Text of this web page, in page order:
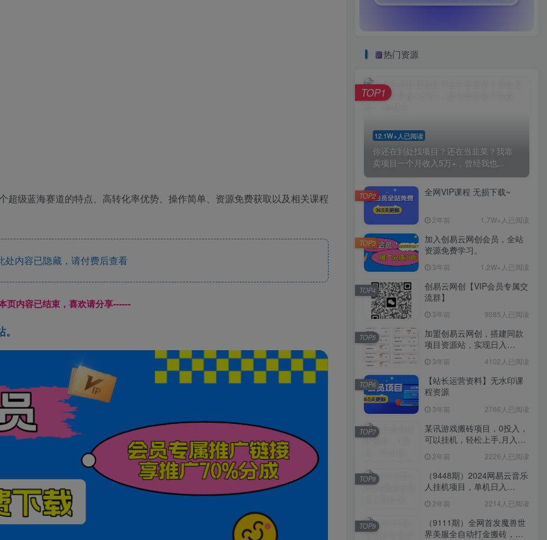
超级蓝海赛道的特点、高转化率优势、操作简单、资源免费获取以及相关课程
处内容已隐藏，请付费后查看
页内容已结束，喜欢请分享------
热门资源
12.1W+人已阅读
你还在到处找项目？还在当韭菜？我靠
卖项目一个月收入5万+，曾经我也...
TOP1
全网VIP课程 无损下载~
2年前 1.7W+人已阅读
TOP2
加入创易云网创会员，全站
资源免费学习。
3年前 1.2W+人已阅读
TOP3
创易云网创【VIP会员专属交
流群】
3年前 9085人已阅读
TOP4
加盟创易云网创，搭建同款
项目资源站，实现日入
3年前 4102人已阅读
TOP5
【站长运营资料】无水印课
程资源
3年前 2766人已阅读
TOP6
某讯游戏搬砖项目，0投入，
可以挂机，轻松上手,月入
2年前 2226人已阅读
TOP7
（9448期）2024网易云音乐
人挂机项目，单机日入
2年前 2214人已阅读
TOP8
（9111期）全网首发魔兽世
界美服全自动打金搬砖，日
TOP9